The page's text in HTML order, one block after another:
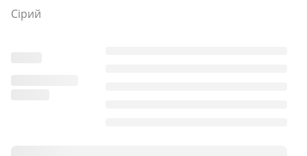
Сірий